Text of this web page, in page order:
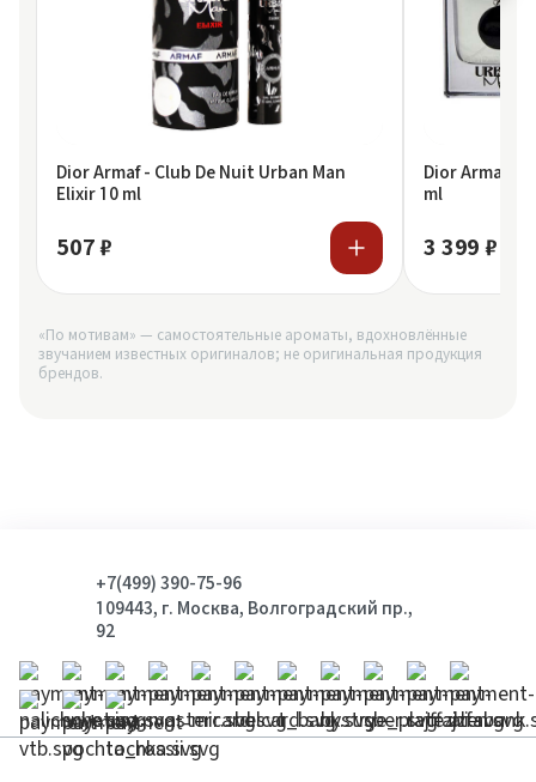
Dior Armaf - Club De Nuit Urban Man
Elixir 10 ml
507 ₽
Dior Armaf
ml
3 399 ₽
«По мотивам» — самостоятельные ароматы, вдохновлённые
звучанием известных оригиналов; не оригинальная продукция
брендов.
+7(499) 390-75-96
109443, г. Москва, Волгоградский пр.,
92